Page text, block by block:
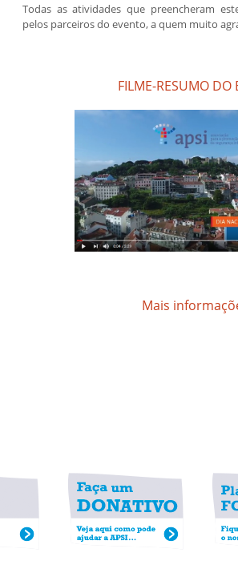
Todas as atividades que preencheram
pelos parceiros do evento, a quem muito
FILME-RESUMO DO
Mais